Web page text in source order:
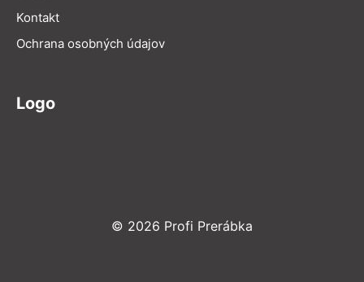
Kontakt
Ochrana osobných údajov
Logo
© 2026 Profi Prerábka